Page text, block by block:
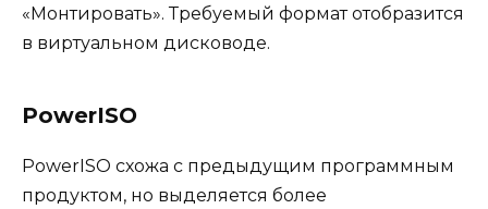
«Монтировать». Требуемый формат отобразится
в виртуальном дисководе.
PowerISO
PowerISO схожа с предыдущим программным
продуктом, но выделяется более